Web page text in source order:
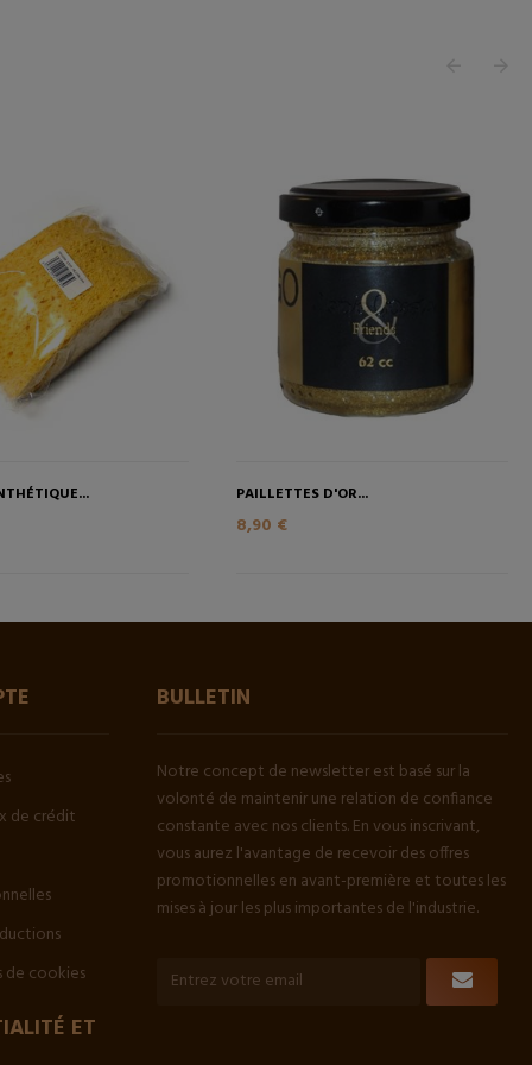
PAILLETTES D'OR...
8,90 €
de crédit
de cookies
ET
BULLETIN
Notre concept de newsletter est basé sur la
volonté de maintenir une relation de confiance
constante avec nos clients. En vous inscrivant,
vous aurez l'avantage de recevoir des offres
promotionnelles en avant-première et toutes les
mises à jour les plus importantes de l'industrie.